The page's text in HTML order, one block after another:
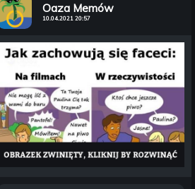
Oaza Memów
10.04.2021 20:57